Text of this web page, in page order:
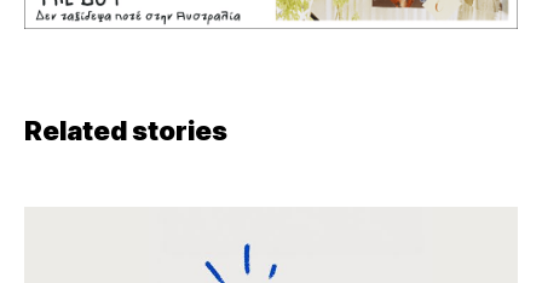
Related stories